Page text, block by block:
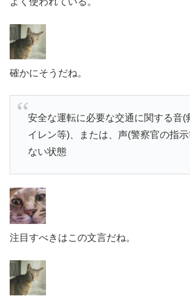
確かにそうだね。
安全な運転に必要な交通に関する音(
イレン等)、または、声(警察官の指示
ない状態
注目すべきはこの文言だね。